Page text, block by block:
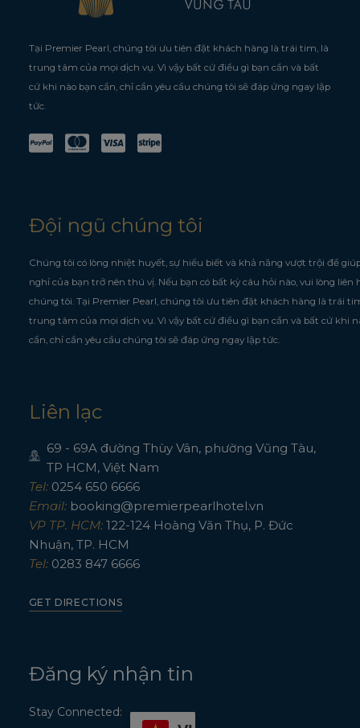
Tại Premier Pearl, chúng tôi ưu tiên đặt khách hàng là trái tim, là
trung tâm của mọi dịch vụ. Vì vậy bất cứ điều gì bạn cần và bất
cứ khi nào bạn cần, chỉ cần yêu cầu chúng tôi sẽ đáp ứng ngay lập
tức.
Đội ngũ chúng tôi
Chúng tôi có lòng nhiệt huyết, sự hiểu biết và khả năng vượt trội để
nghỉ của bạn trở nên thú vị. Nếu bạn có bất kỳ câu hỏi nào, vui lòng liên
chúng tôi. Tại Premier Pearl, chúng tôi ưu tiên đặt khách hàng là trái
trung tâm của mọi dịch vụ. Vì vậy bất cứ điều gì bạn cần và bất cứ khi
cần, chỉ cần yêu cầu chúng tôi sẽ đáp ứng ngay lập tức.
Liên lạc
69 - 69A đường Thùy Vân, phường Vũng Tàu,
TP HCM, Việt Nam
Tel:0254 650 6666
Email: booking@premierpearlhotel.vn
VP TP. HCM:122-124 Hoàng Văn Thụ, P. Đức
Nhuận, TP. HCM
Tel:0283 847 6666
GET DIRECTIONS
Đăng ký nhận tin
Stay Connected: